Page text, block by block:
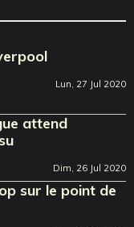
Lun, 27 Jul 2020
attend
Dim, 26 Jul 2020
sur le point de